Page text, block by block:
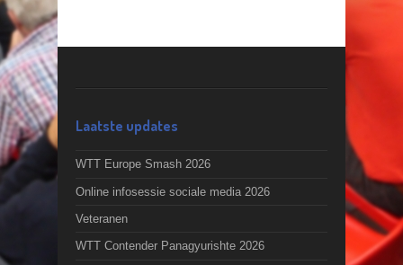
Laatste updates
WTT Europe Smash 2026
Online infosessie sociale media 2026
Veteranen
WTT Contender Panagyurishte 2026